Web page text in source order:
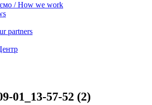
/ How we work
partners
01_13-57-52 (2)